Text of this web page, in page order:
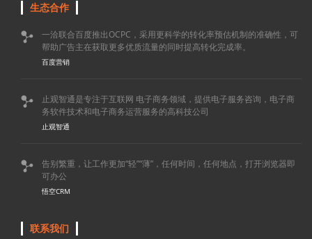
生态合作

一洽联合百度推出OCPC，采用更科学的转化率预估机制的准确性，可
帮助广告主在获取更多优质流量的同时提高转化完成率。
百度营销

止观智通是专注于互联网 电子商务领域，提供电子服务咨询，电子商
务软件技术和电子商务运营服务的高科技公司
止观智通

告别繁重，让工作更加“轻”“薄”，任何时间，任何地点，打开浏览器即
可办公
悟空CRM
联系我们